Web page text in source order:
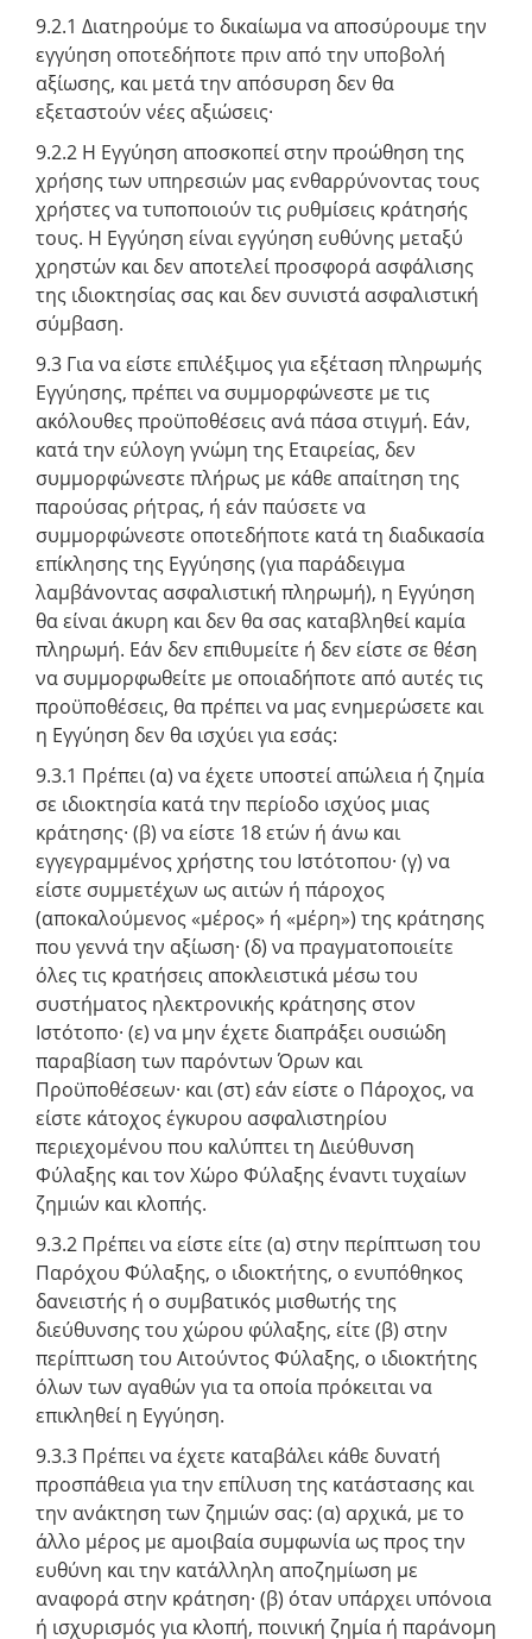
9.2.1 Διατηρούμε το δικαίωμα να αποσύρουμε την
εγγύηση οποτεδήποτε πριν από την υποβολή
αξίωσης, και μετά την απόσυρση δεν θα
εξεταστούν νέες αξιώσεις·
9.2.2 Η Εγγύηση αποσκοπεί στην προώθηση της
χρήσης των υπηρεσιών μας ενθαρρύνοντας τους
χρήστες να τυποποιούν τις ρυθμίσεις κράτησής
τους. Η Εγγύηση είναι εγγύηση ευθύνης μεταξύ
χρηστών και δεν αποτελεί προσφορά ασφάλισης
της ιδιοκτησίας σας και δεν συνιστά ασφαλιστική
σύμβαση.
9.3 Για να είστε επιλέξιμος για εξέταση πληρωμής
Εγγύησης, πρέπει να συμμορφώνεστε με τις
ακόλουθες προϋποθέσεις ανά πάσα στιγμή. Εάν,
κατά την εύλογη γνώμη της Εταιρείας, δεν
συμμορφώνεστε πλήρως με κάθε απαίτηση της
παρούσας ρήτρας, ή εάν παύσετε να
συμμορφώνεστε οποτεδήποτε κατά τη διαδικασία
επίκλησης της Εγγύησης (για παράδειγμα
λαμβάνοντας ασφαλιστική πληρωμή), η Εγγύηση
θα είναι άκυρη και δεν θα σας καταβληθεί καμία
πληρωμή. Εάν δεν επιθυμείτε ή δεν είστε σε θέση
να συμμορφωθείτε με οποιαδήποτε από αυτές τις
προϋποθέσεις, θα πρέπει να μας ενημερώσετε και
η Εγγύηση δεν θα ισχύει για εσάς:
9.3.1 Πρέπει (α) να έχετε υποστεί απώλεια ή ζημία
σε ιδιοκτησία κατά την περίοδο ισχύος μιας
κράτησης· (β) να είστε 18 ετών ή άνω και
εγγεγραμμένος χρήστης του Ιστότοπου· (γ) να
είστε συμμετέχων ως αιτών ή πάροχος
(αποκαλούμενος «μέρος» ή «μέρη») της κράτησης
που γεννά την αξίωση· (δ) να πραγματοποιείτε
όλες τις κρατήσεις αποκλειστικά μέσω του
συστήματος ηλεκτρονικής κράτησης στον
Ιστότοπο· (ε) να μην έχετε διαπράξει ουσιώδη
παραβίαση των παρόντων Όρων και
Προϋποθέσεων· και (στ) εάν είστε ο Πάροχος, να
είστε κάτοχος έγκυρου ασφαλιστηρίου
περιεχομένου που καλύπτει τη Διεύθυνση
Φύλαξης και τον Χώρο Φύλαξης έναντι τυχαίων
ζημιών και κλοπής.
9.3.2 Πρέπει να είστε είτε (α) στην περίπτωση του
Παρόχου Φύλαξης, ο ιδιοκτήτης, ο ενυπόθηκος
δανειστής ή ο συμβατικός μισθωτής της
διεύθυνσης του χώρου φύλαξης, είτε (β) στην
περίπτωση του Αιτούντος Φύλαξης, ο ιδιοκτήτης
όλων των αγαθών για τα οποία πρόκειται να
επικληθεί η Εγγύηση.
9.3.3 Πρέπει να έχετε καταβάλει κάθε δυνατή
προσπάθεια για την επίλυση της κατάστασης και
την ανάκτηση των ζημιών σας: (α) αρχικά, με το
άλλο μέρος με αμοιβαία συμφωνία ως προς την
ευθύνη και την κατάλληλη αποζημίωση με
αναφορά στην κράτηση· (β) όταν υπάρχει υπόνοια
ή ισχυρισμός για κλοπή, ποινική ζημία ή παράνομη